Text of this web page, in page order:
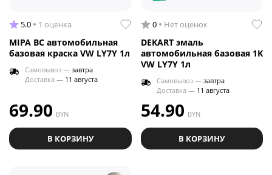
5.0 1 оценка
MIPA BC автомобильная
базовая краска VW LY7Y 1л
Самовывоз — завтра
Доставка — 11 августа
69.90 BYN
В КОРЗИНУ
0 Нет оценок
DEKART эмаль
автомобильная базовая 1K
VW LY7Y 1л
Самовывоз — завтра
Доставка — 11 августа
54.90 BYN
В КОРЗИНУ